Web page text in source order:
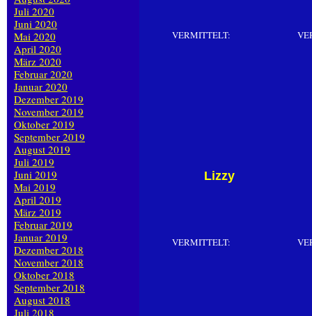
VERMITTELT:
Lizzy
VERMITTELT:
Juli 2020
Juni 2020
Mai 2020
April 2020
März 2020
Februar 2020
Januar 2020
Dezember 2019
November 2019
Oktober 2019
September 2019
August 2019
Juli 2019
Juni 2019
Mai 2019
April 2019
März 2019
Februar 2019
Januar 2019
Dezember 2018
November 2018
Oktober 2018
September 2018
August 2018
Juli 2018